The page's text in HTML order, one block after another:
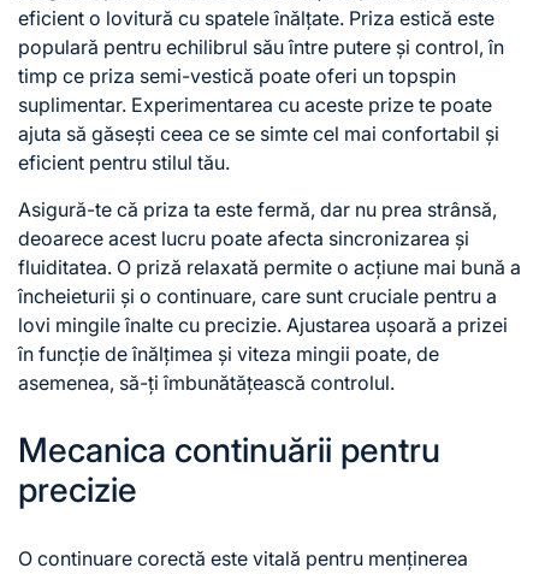
eficient o lovitură cu spatele înălțate. Priza estică este
populară pentru echilibrul său între putere și control, în
timp ce priza semi-vestică poate oferi un topspin
suplimentar. Experimentarea cu aceste prize te poate
ajuta să găsești ceea ce se simte cel mai confortabil și
eficient pentru stilul tău.
Asigură-te că priza ta este fermă, dar nu prea strânsă,
deoarece acest lucru poate afecta sincronizarea și
fluiditatea. O priză relaxată permite o acțiune mai bună a
încheieturii și o continuare, care sunt cruciale pentru a
lovi mingile înalte cu precizie. Ajustarea ușoară a prizei
în funcție de înălțimea și viteza mingii poate, de
asemenea, să-ți îmbunătățească controlul.
Mecanica continuării pentru
precizie
O continuare corectă este vitală pentru menținerea